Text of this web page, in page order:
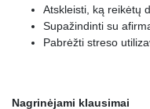
Atskleisti, ką reikėtų
Supažindinti su
Pabrėžti streso
Nagrinėjami klausimai